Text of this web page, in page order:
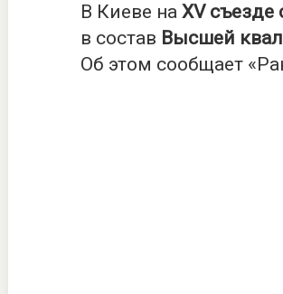
В Киеве на XV съезде
в состав Высшей
Об этом сообщает